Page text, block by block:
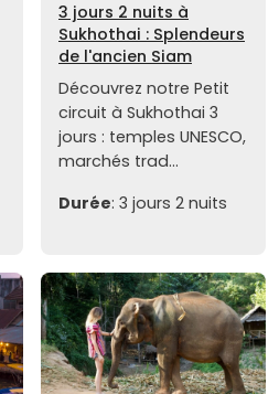
3 jours 2 nuits à
Sukhothai : Splendeurs
de l'ancien Siam
Découvrez notre Petit
circuit à Sukhothai 3
jours : temples UNESCO,
marchés trad...
Durée: 3 jours 2 nuits